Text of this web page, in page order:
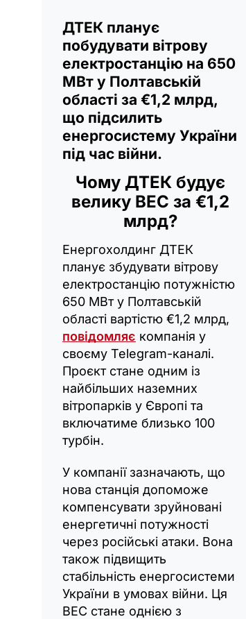
ДТЕК планує
побудувати вітрову
електростанцію на 650
МВт у Полтавській
області за €1,2 млрд,
що підсилить
енергосистему України
під час війни.
Чому ДТЕК будує
велику ВЕС за €1,2
млрд?
Енергохолдинг ДТЕК
планує збудувати вітрову
електростанцію потужністю
650 МВт у Полтавській
області вартістю €1,2 млрд,
повідомляє компанія у
своєму Telegram-каналі.
Проєкт стане одним із
найбільших наземних
вітропарків у Європі та
включатиме близько 100
турбін.
У компанії зазначають, що
нова станція допоможе
компенсувати зруйновані
енергетичні потужності
через російські атаки. Вона
також підвищить
стабільність енергосистеми
України в умовах війни. Ця
ВЕС стане однією з